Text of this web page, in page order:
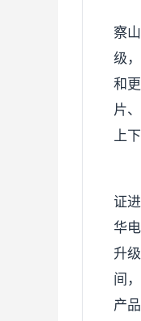
察
级
和
片
上
证
华
升
间
产